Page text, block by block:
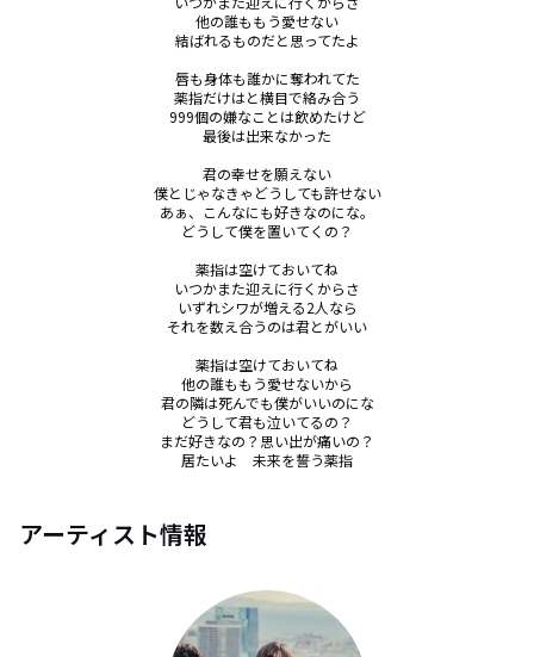
他の誰ももう愛せない
結ばれるものだと思ってたよ
唇も身体も誰かに奪われてた
薬指だけはと横目で絡み合う
999個の嫌なことは飲めたけど
最後は出来なかった
君の幸せを願えない
僕とじゃなきゃどうしても許せない
あぁ、こんなにも好きなのにな。
どうして僕を置いてくの？
薬指は空けておいてね
いつかまた迎えに行くからさ
いずれシワが増える2人なら
それを数え合うのは君とがいい
薬指は空けておいてね
他の誰ももう愛せないから
君の隣は死んでも僕がいいのにな
どうして君も泣いてるの？
まだ好きなの？思い出が痛いの？
居たいよ　未来を誓う薬指
アーティスト情報